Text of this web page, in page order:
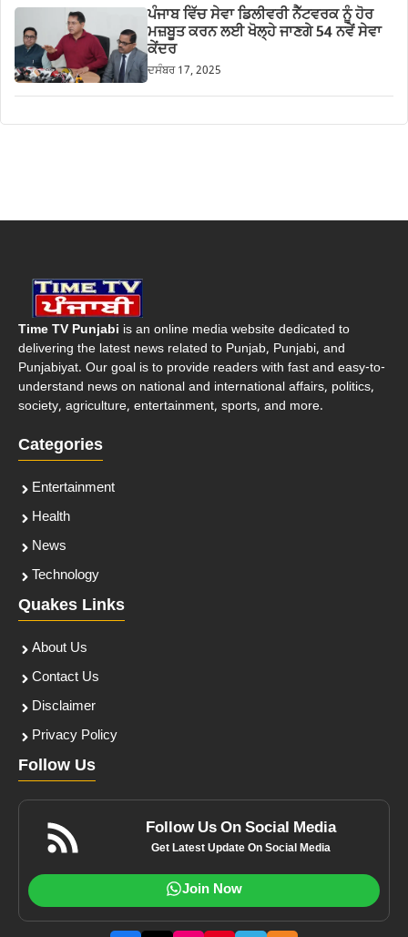
ਪੰਜਾਬ ਵਿੱਚ ਸੇਵਾ ਡਿਲੀਵਰੀ ਨੈੱਟਵਰਕ ਨੂੰ ਹੋਰ
ਮਜ਼ਬੂਤ ਕਰਨ ਲਈ ਖੋਲ੍ਹੇ ਜਾਣਗੇ 54 ਨਵੇਂ ਸੇਵਾ
ਕੇਂਦਰ
ਦਸੰਬਰ 17, 2025
Time TV Punjabi is an online media website dedicated to
delivering the latest news related to Punjab, Punjabi, and
Punjabiyat. Our goal is to provide readers with fast and easy-to-
understand news on national and international affairs, politics,
society, agriculture, entertainment, sports, and more.
Categories
Entertainment
Health
News
Technology
Quakes Links
About Us
Contact Us
Disclaimer
Privacy Policy
Follow Us
Follow Us On Social Media
Get Latest Update On Social Media
Join Now